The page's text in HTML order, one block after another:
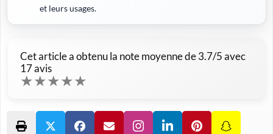
et leurs usages.
Cet article a obtenu la note moyenne de3.7/5 avec
17avis
★★★★★